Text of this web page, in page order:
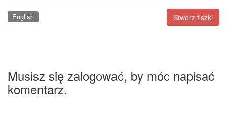
Stwórz fiszki
English
Musisz się zalogować, by móc napisać
komentarz.